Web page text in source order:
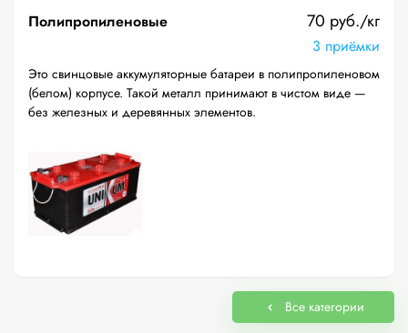
Полипропиленовые 70 руб./кг
3 приёмки
Это свинцовые аккумуляторные батареи в полипропиленовом
(белом) корпусе. Такой металл принимают в чистом виде —
без железных и деревянных элементов.
Все категории